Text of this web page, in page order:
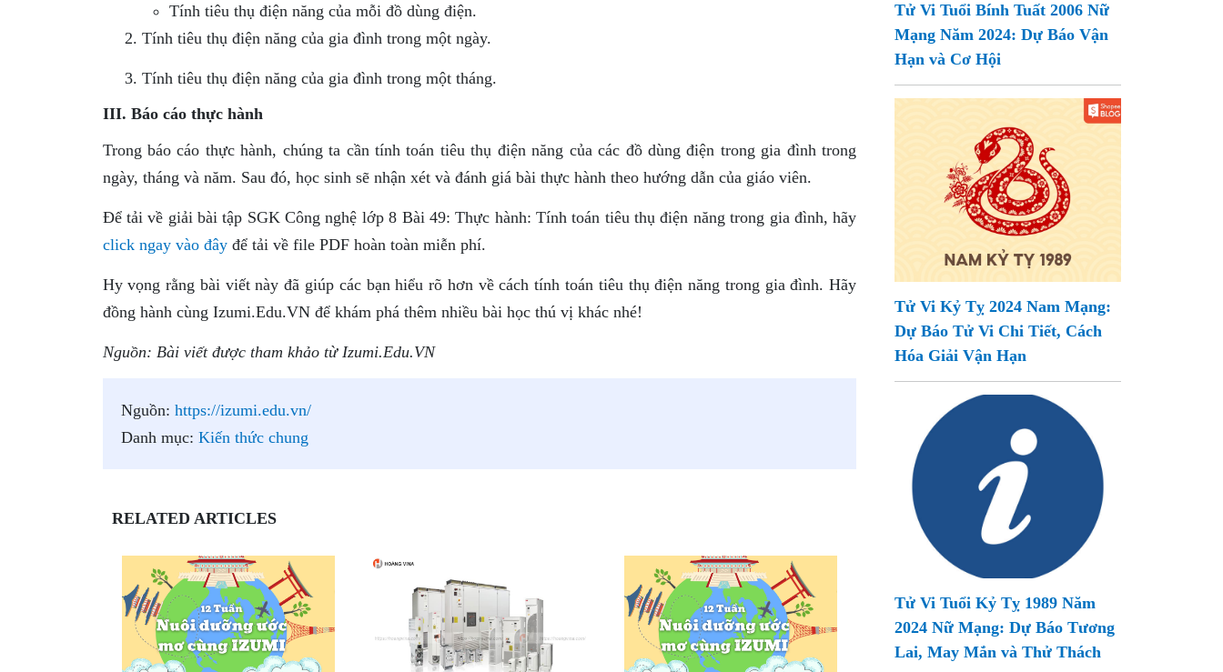
Tính tiêu thụ điện năng của mỗi đồ dùng điện.
Tính tiêu thụ điện năng của gia đình trong một ngày.
Tính tiêu thụ điện năng của gia đình trong một tháng.
III. Báo cáo thực hành
Trong báo cáo thực hành, chúng ta cần tính toán tiêu thụ điện năng của các đồ dùng điện trong gia đình trong
ngày, tháng và năm. Sau đó, học sinh sẽ nhận xét và đánh giá bài thực hành theo hướng dẫn của giáo viên.
Để tải về giải bài tập SGK Công nghệ lớp 8 Bài 49: Thực hành: Tính toán tiêu thụ điện năng trong gia đình, hãy
click ngay vào đâyđể tải về file PDF hoàn toàn miễn phí.
Hy vọng rằng bài viết này đã giúp các bạn hiểu rõ hơn về cách tính toán tiêu thụ điện năng trong gia đình. Hãy
đồng hành cùng Izumi.Edu.VN để khám phá thêm nhiều bài học thú vị khác nhé!
Nguồn: Bài viết được tham khảo từ Izumi.Edu.VN
Nguồn: https://izumi.edu.vn/
Danh mục: Kiến thức chung
RELATED ARTICLES
Tử Vi Tuổi Bính Tuất 2006 Nữ
Mạng Năm 2024: Dự Báo Vận
Hạn và Cơ Hội
Tử Vi Kỷ Tỵ 2024 Nam Mạng:
Dự Báo Tử Vi Chi Tiết, Cách
Hóa Giải Vận Hạn
Tử Vi Tuổi Kỷ Tỵ 1989 Năm
2024 Nữ Mạng: Dự Báo Tương
Lai, May Mắn và Thử Thách